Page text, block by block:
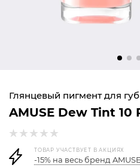
Глянцевый пигмент для губ
AMUSE Dew Tint 10
ТОВАР УЧАСТВУЕТ В АКЦИЯХ
-15% на весь бренд AMUSE